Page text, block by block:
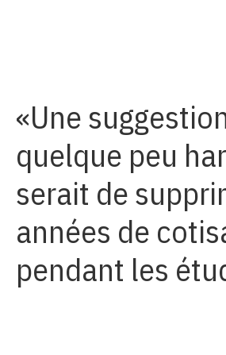
Une
quelque peu
serait de
années de
pendant les